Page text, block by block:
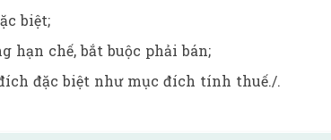
biệt;
hạn chế, bắt buộc phải bán;
đặc biệt như mục đích tính thuế./.